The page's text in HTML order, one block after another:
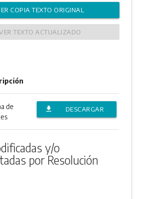
COPIA TEXTO ORIGINAL
TEXTO ACTUALIZADO
de
file_download
DESCARGAR
y/o
por Resolución